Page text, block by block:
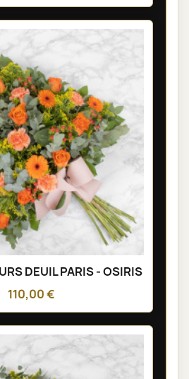
DEUIL PARIS - OSIRIS
110,00 €